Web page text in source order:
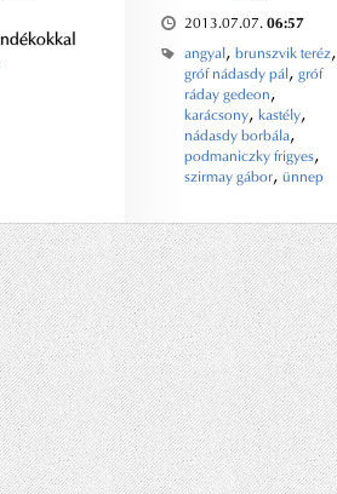
2013.07.07. 06:57
angyal , brunszvik teréz,
gróf nádasdy pál , gróf
ráday gedeon,
karácsony, kastély,
nádasdy borbála,
podmaniczky frigyes,
szirmay gábor, ünnep